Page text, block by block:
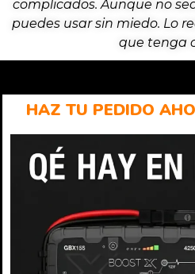
complicados. Aunque no
puedes usar sin miedo. Lo
que tenga
HAZ TU PEDIDO